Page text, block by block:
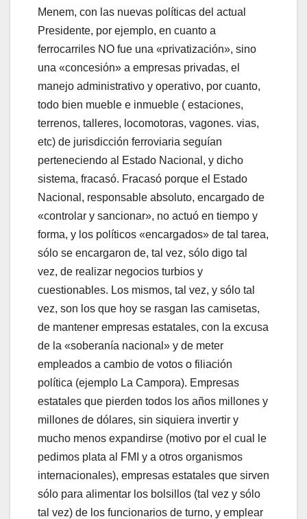
Menem, con las nuevas políticas del actual
Presidente, por ejemplo, en cuanto a
ferrocarriles NO fue una «privatización», sino
una «concesión» a empresas privadas, el
manejo administrativo y operativo, por cuanto,
todo bien mueble e inmueble ( estaciones,
terrenos, talleres, locomotoras, vagones. vias,
etc) de jurisdicción ferroviaria seguían
perteneciendo al Estado Nacional, y dicho
sistema, fracasó. Fracasó porque el Estado
Nacional, responsable absoluto, encargado de
«controlar y sancionar», no actuó en tiempo y
forma, y los políticos «encargados» de tal tarea,
sólo se encargaron de, tal vez, sólo digo tal
vez, de realizar negocios turbios y
cuestionables. Los mismos, tal vez, y sólo tal
vez, son los que hoy se rasgan las camisetas,
de mantener empresas estatales, con la excusa
de la «soberanía nacional» y de meter
empleados a cambio de votos o filiación
política (ejemplo La Campora). Empresas
estatales que pierden todos los años millones y
millones de dólares, sin siquiera invertir y
mucho menos expandirse (motivo por el cual le
pedimos plata al FMI y a otros organismos
internacionales), empresas estatales que sirven
sólo para alimentar los bolsillos (tal vez y sólo
tal vez) de los funcionarios de turno, y emplear